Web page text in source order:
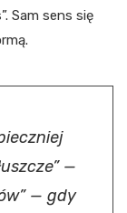
Sam sens się
—
— gdy